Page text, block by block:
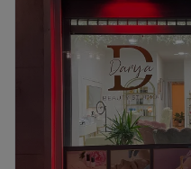
Mittwoch
Donnerstag
Freitag
Willkommen bei Nicole
Frankenthal. Dieses